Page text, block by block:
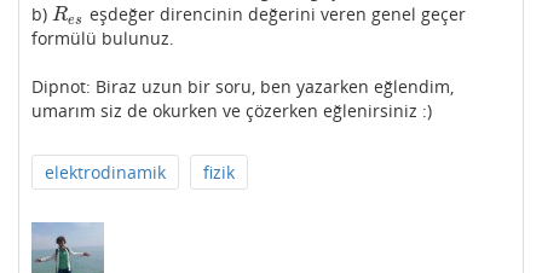
b) Res
Res eşdeğer direncinin değerini veren genel geçer
formülü bulunuz.
Dipnot: Biraz uzun bir soru, ben yazarken eğlendim,
umarım siz de okurken ve çözerken eğlenirsiniz :)
elektrodinamik fizik